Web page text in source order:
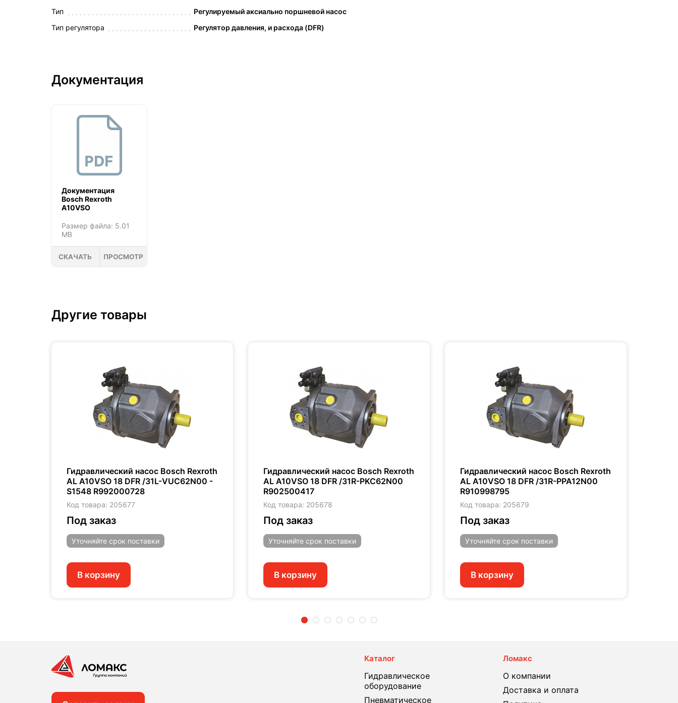
Тип
Регулируемый аксиально поршневой насос
Тип регулятора
Регулятор давления, и расхода (DFR)
Документация
Документация
Bosch Rexroth
A10VSO
Размер файла: 5.01
MB
СКАЧАТЬ ПРОСМОТР
Другие товары
Гидравлический насос Bosch Rexroth
AL A10VSO 18 DFR /31L-VUC62N00 -
S1548 R992000728
Код товара: 205677
Под заказ
Уточняйте срок поставки
В корзину
Гидравлический насос Bosch Rexroth
AL A10VSO 18 DFR /31R-PKC62N00
R902500417
Код товара: 205678
Под заказ
Уточняйте срок поставки
В корзину
Гидравлический насос Bosch Rexroth
AL A10VSO 18 DFR /31R-PPA12N00
R910998795
Код товара: 205679
Под заказ
Уточняйте срок поставки
В корзину
Каталог
Гидравлическое
оборудование
Пневматическое
Ломакс
О компании
Доставка и оплата